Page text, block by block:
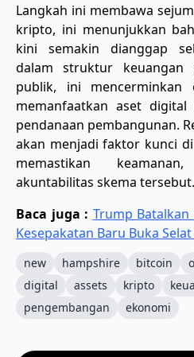
Langkah ini membawa
kripto, ini menunjukkan
kini semakin dianggap
dalam struktur keuangan
publik, ini mencerminkan
memanfaatkan aset
pendanaan pembangunan.
akan menjadi faktor kunci
memastikan
akuntabilitas skema tersebut.
Baca juga : Trump
Kesepakatan Baru Buka
new hampshire bitcoin
digital
assets kripto
pengembangan
ekonomi